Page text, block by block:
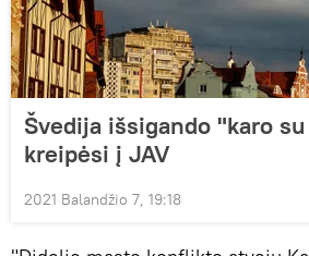
Švedija išsigando "karo
kreipėsi į JAV
2021 Balandžio 7, 19:18